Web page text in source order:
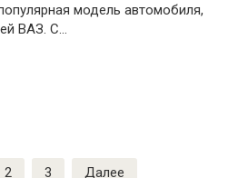
модель автомобиля,
ВАЗ. С…
2 3 Далее